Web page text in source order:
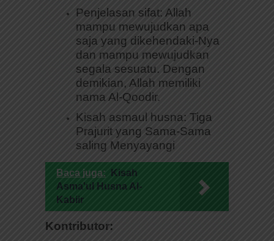
Penjelasan sifat: Allah
mampu mewujudkan apa
saja yang dikehendaki-Nya
dan mampu mewujudkan
segala sesuatu. Dengan
demikian, Allah memiliki
nama Al-Qoodir.
Kisah asmaul husna: Tiga
Prajurit yang Sama-Sama
saling Menyayangi
Baca juga:
Kisah
Asma'ul Husna Al-
Kabiir
Kontributor: